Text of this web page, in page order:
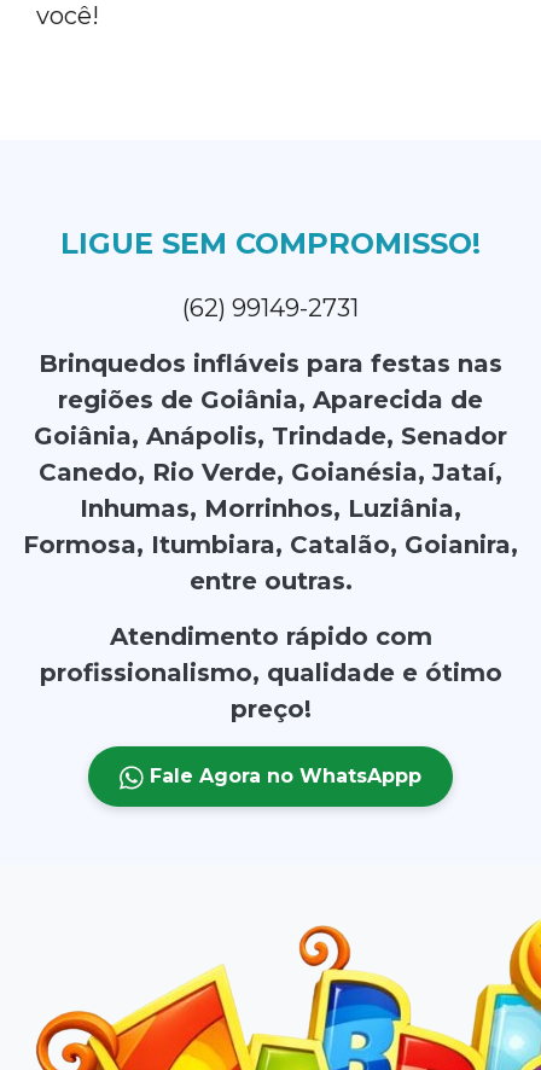
você!
LIGUE SEM COMPROMISSO!
(62) 99149-2731
Brinquedos infláveis para festas nas
regiões de Goiânia, Aparecida de
Goiânia, Anápolis, Trindade, Senador
Canedo, Rio Verde, Goianésia, Jataí,
Inhumas, Morrinhos, Luziânia,
Formosa, Itumbiara, Catalão, Goianira,
entre outras.
Atendimento rápido com
profissionalismo, qualidade e ótimo
preço!
Fale Agora no WhatsAppp